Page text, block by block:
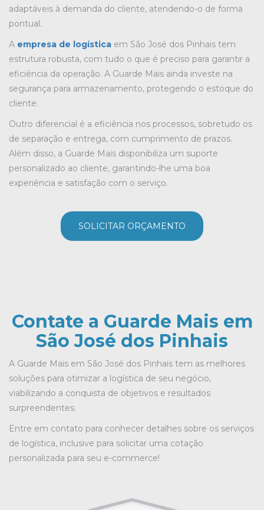
adaptáveis à demanda do cliente, atendendo-o de forma
pontual.
A empresa de logística em São José dos Pinhais tem
estrutura robusta, com tudo o que é preciso para garantir a
eficiência da operação. A Guarde Mais ainda investe na
segurança para armazenamento, protegendo o estoque do
cliente.
Outro diferencial é a eficiência nos processos, sobretudo os
de separação e entrega, com cumprimento de prazos.
Além disso, a Guarde Mais disponibiliza um suporte
personalizado ao cliente, garantindo-lhe uma boa
experiência e satisfação com o serviço.
SOLICITAR ORÇAMENTO
Contate a Guarde Mais em
São José dos Pinhais
A Guarde Mais em São José dos Pinhais tem as melhores
soluções para otimizar a logística de seu negócio,
viabilizando a conquista de objetivos e resultados
surpreendentes.
Entre em contato para conhecer detalhes sobre os serviços
de logística, inclusive para solicitar uma cotação
personalizada para seu e-commerce!